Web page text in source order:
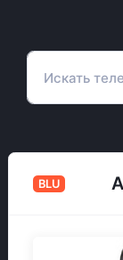
BLU